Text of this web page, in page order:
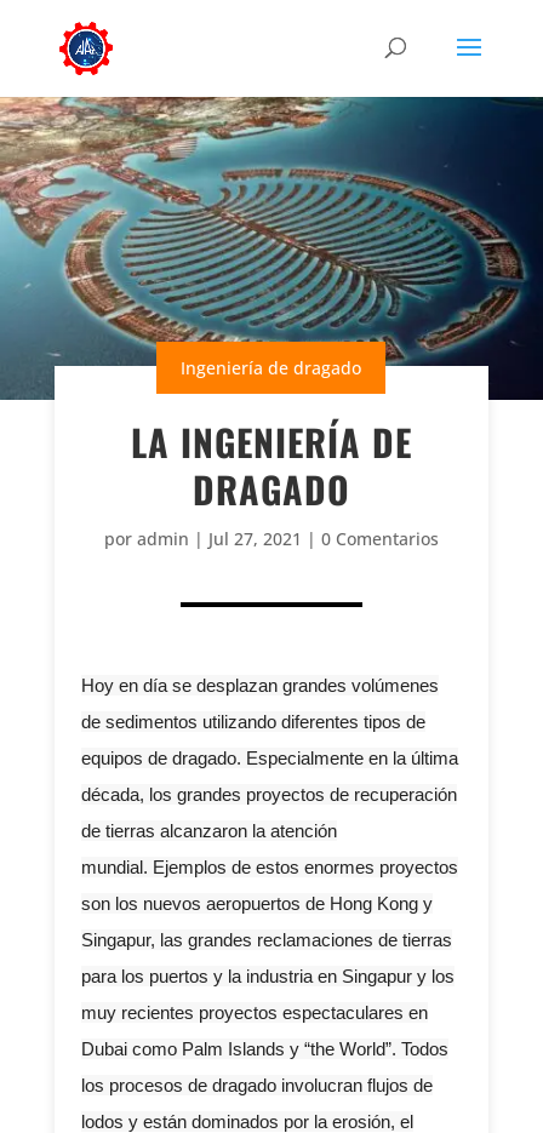
Ingeniería de dragado
LA INGENIERÍA DE
DRAGADO
por admin | Jul 27, 2021 | 0 Comentarios
Hoy en día se desplazan grandes volúmenes
de sedimentos utilizando diferentes tipos de
equipos de dragado. Especialmente en la última
década, los grandes proyectos de recuperación
de tierras alcanzaron la atención
mundial. Ejemplos de estos enormes proyectos
son los nuevos aeropuertos de Hong Kong y
Singapur, las grandes reclamaciones de tierras
para los puertos y la industria en Singapur y los
muy recientes proyectos espectaculares en
Dubai como Palm Islands y “the World”. Todos
los procesos de dragado involucran flujos de
lodos y están dominados por la erosión, el